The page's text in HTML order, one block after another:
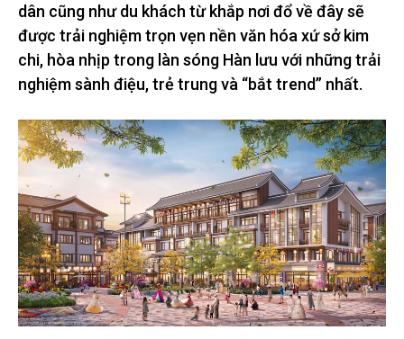
dân cũng như du khách từ khắp nơi đổ về đây sẽ
được trải nghiệm trọn vẹn nền văn hóa xứ sở kim
chi, hòa nhịp trong làn sóng Hàn lưu với những trải
nghiệm sành điệu, trẻ trung và “bắt trend” nhất.